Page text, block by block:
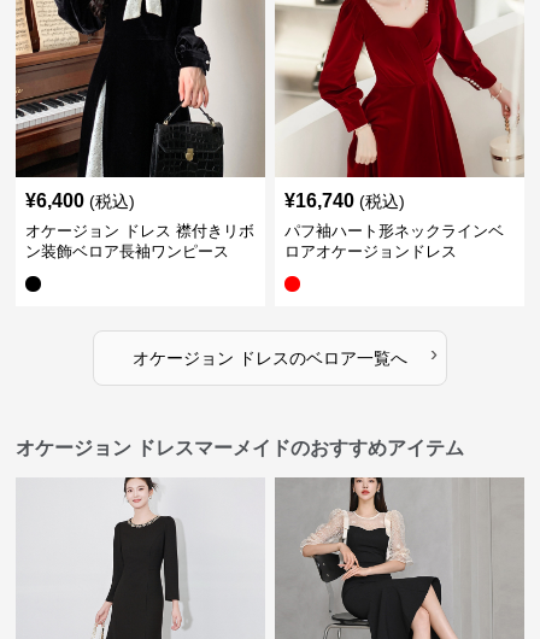
¥6,400 (税込)
オケージョン ドレス 襟付きリボ
ン装飾ベロア長袖ワンピース
¥16,740 (税込)
パフ袖ハート形ネックラインベ
ロアオケージョンドレス
オケージョン ドレスのベロア一覧へ ›
オケージョン ドレスマーメイドのおすすめアイテム